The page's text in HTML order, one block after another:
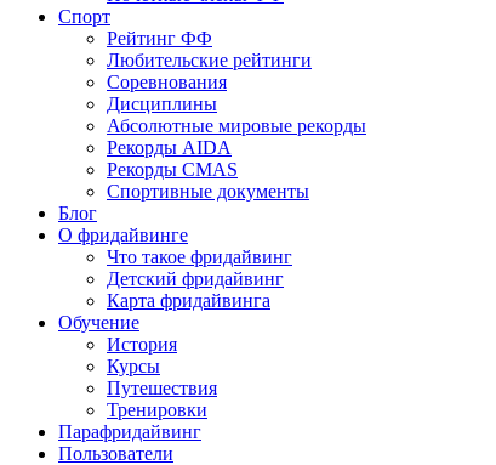
Спорт
Рейтинг ФФ
Любительские рейтинги
Соревнования
Дисциплины
Абсолютные мировые рекорды
Рекорды AIDA
Рекорды CMAS
Спортивные документы
Блог
О фридайвинге
Что такое фридайвинг
Детский фридайвинг
Карта фридайвинга
Обучение
История
Курсы
Путешествия
Тренировки
Парафридайвинг
Пользователи